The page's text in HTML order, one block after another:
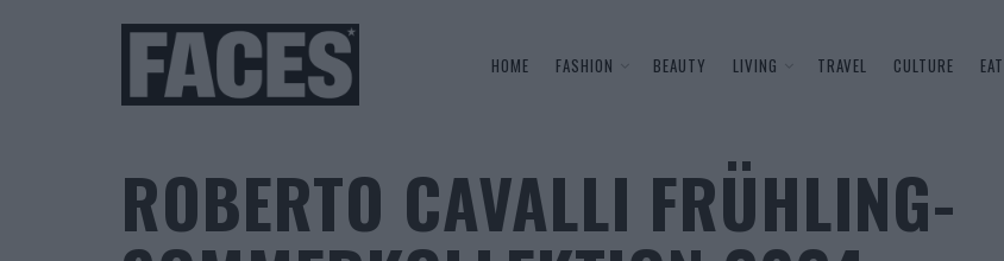
HOME FASHION BEAUTY LIVING TRAVEL CULTURE
ROBERTO CAVALLI FRÜHLING-